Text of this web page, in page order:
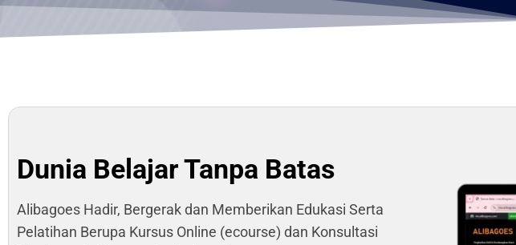
Dunia Belajar Tanpa Batas
Alibagoes Hadir, Bergerak dan Memberikan Edukasi Serta
Pelatihan Berupa Kursus Online (ecourse) dan Konsultasi